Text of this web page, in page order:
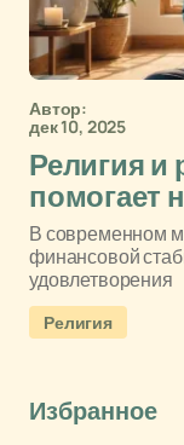
Автор:
дек 10, 2025
Религия и
помогает
В современном
финансовой
удовлетворения
Религия
Избранное